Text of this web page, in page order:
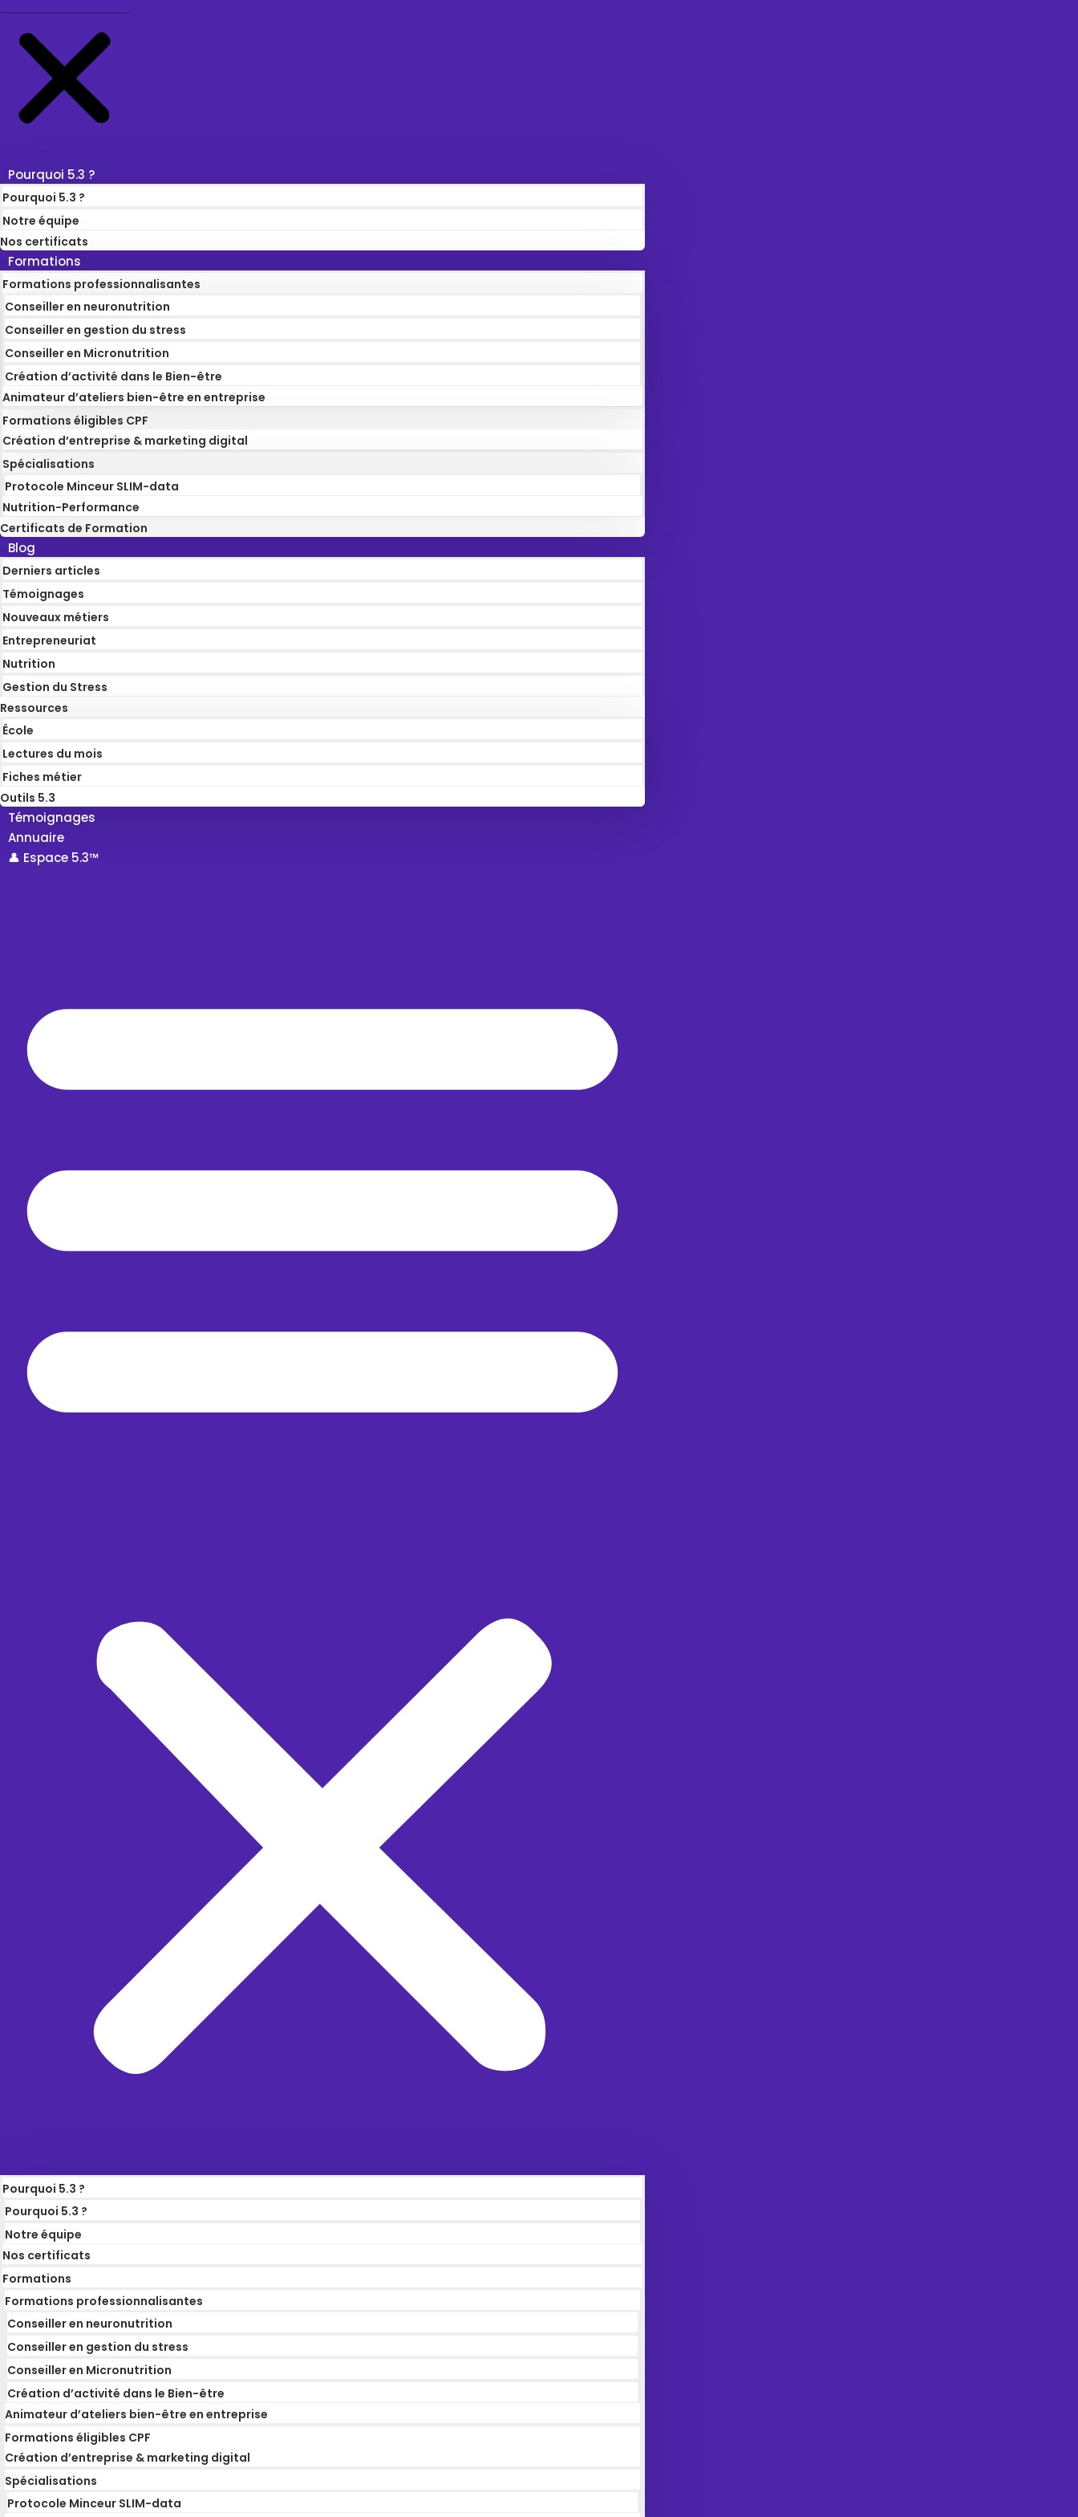
Pourquoi 5.3 ?
Pourquoi 5.3 ?
Notre équipe
Nos certificats
Formations
Formations professionnalisantes
Conseiller en neuronutrition
Conseiller en gestion du stress
Conseiller en Micronutrition
Création d’activité dans le Bien-être
Animateur d’ateliers bien-être en entreprise
Formations éligibles CPF
Création d’entreprise & marketing digital
Spécialisations
Protocole Minceur SLIM-data
Nutrition-Performance
Certificats de Formation
Blog
Derniers articles
Témoignages
Nouveaux métiers
Entrepreneuriat
Nutrition
Gestion du Stress
Ressources
École
Lectures du mois
Fiches métier
Outils 5.3
Témoignages
Annuaire
👤 Espace 5.3™
Pourquoi 5.3 ?
Pourquoi 5.3 ?
Notre équipe
Nos certificats
Formations
Formations professionnalisantes
Conseiller en neuronutrition
Conseiller en gestion du stress
Conseiller en Micronutrition
Création d’activité dans le Bien-être
Animateur d’ateliers bien-être en entreprise
Formations éligibles CPF
Création d’entreprise & marketing digital
Spécialisations
Protocole Minceur SLIM-data